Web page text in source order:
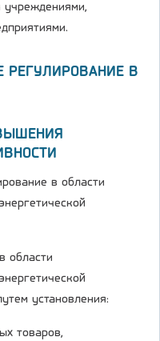
учреждениями,
РЕГУЛИРОВАНИЕ В
в области
области
установления:
товаров,